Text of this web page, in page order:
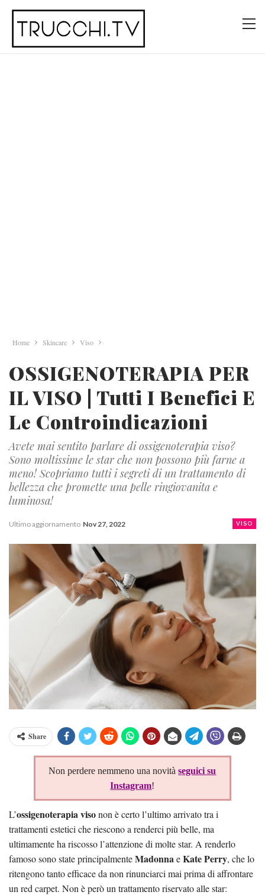
Home Skincare Viso
OSSIGENOTERAPIA PER
IL VISO | Tutti I Benefici E
Le Controindicazioni
Avete mai sentito parlare di ossigenoterapia viso?
Sono moltissime le star che non possono più farne a
meno! Scopriamo tutti i segreti di un trattamento di
bellezza che promette una pelle ringiovanita e
luminosa!
VISO
Ultimo aggiornamento Nov 27, 2022
Share
Non perdere nemmeno una novitàseguici su
Instagram!
L’ossigenoterapia visonon è certo l’ultimo arrivato tra i
trattamenti estetici che riescono a renderci più belle, ma
ultimamente ha riscosso l’attenzione di molte star. A renderlo
famoso sono state principalmenteMadonnaeKate Perry, che lo
ritengono tanto efficace da non rinunciarci mai prima di affrontare
un red carpet. Non è però un trattamento riservato alle star: